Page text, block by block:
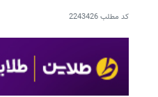
کد مطلب2243426